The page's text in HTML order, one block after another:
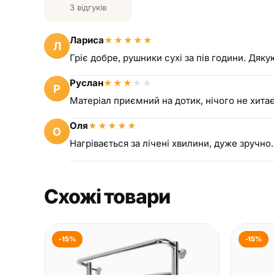
3 відгуків
Л Лариса★ ★ ★ ★ ★
Гріє добре, рушники сухі за пів години.
Р Руслан★ ★ ★ ★ ★
Матеріал приємний на дотик, нічого не
О Оля★ ★ ★ ★ ★
Нагрівається за лічені хвилини, дуже
Схожі товари
-15% -15%